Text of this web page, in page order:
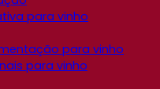
para vinho
para vinho
para vinho